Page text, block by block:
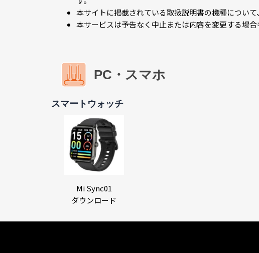
本サイトに掲載されている取扱説明書の機種につい
本サービスは予告なく中止または内容を変更する場
PC・スマホ
スマートウォッチ
Mi Sync01
ダウンロード